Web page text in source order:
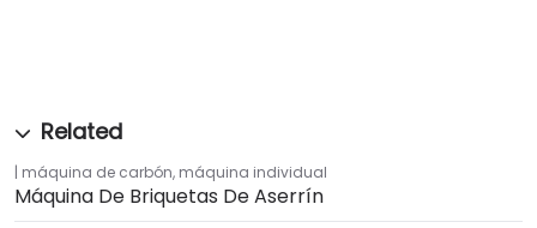
máquina de carbón, máquina individual
Máquina De Briquetas De Aserrín